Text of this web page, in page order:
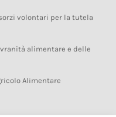
volontari per la tutela
alimentare e delle
Alimentare